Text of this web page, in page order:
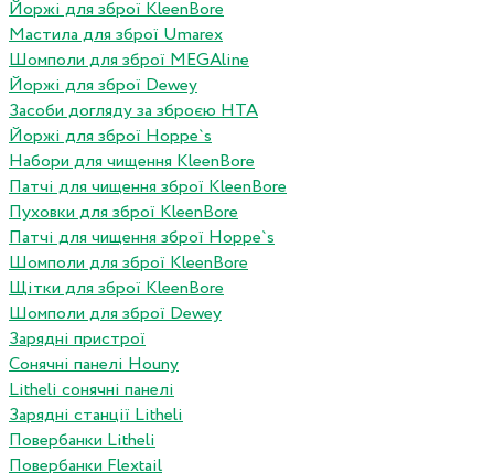
Йоржі для зброї KleenBore
Мастила для зброї Umarex
Шомполи для зброї MEGAline
Йоржі для зброї Dewey
Засоби догляду за зброєю HTA
Йоржі для зброї Hoppe`s
Набори для чищення KleenBore
Патчі для чищення зброї KleenBore
Пуховки для зброї KleenBore
Патчі для чищення зброї Hoppe`s
Шомполи для зброї KleenBore
Щітки для зброї KleenBore
Шомполи для зброї Dewey
Зарядні пристрої
Сонячні панелі Houny
Litheli сонячні панелі
Зарядні станції Litheli
Повербанки Litheli
Повербанки Flextail